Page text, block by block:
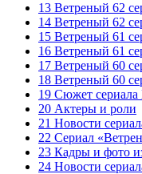
13 Ветреный 62
14 Ветреный 62
15 Ветреный 61
16 Ветреный 61
17 Ветреный 60
18 Ветреный 60
19 Сюжет
20 Актеры и роли
21 Новости
22 Сериал
23 Кадры и фото
24 Новости